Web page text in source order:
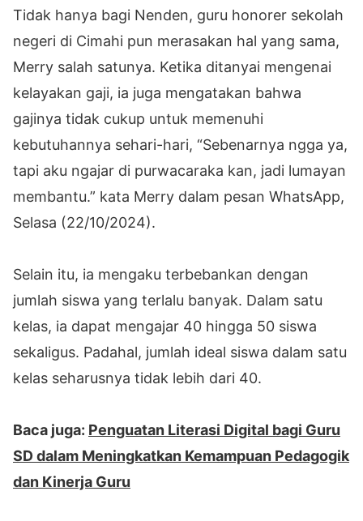
Tidak hanya bagi Nenden, guru honorer sekolah
negeri di Cimahi pun merasakan hal yang sama,
Merry salah satunya. Ketika ditanyai mengenai
kelayakan gaji, ia juga mengatakan bahwa
gajinya tidak cukup untuk memenuhi
kebutuhannya sehari-hari, “Sebenarnya ngga ya,
tapi aku ngajar di purwacaraka kan, jadi lumayan
membantu.” kata Merry dalam pesan WhatsApp,
Selasa (22/10/2024).
Selain itu, ia mengaku terbebankan dengan
jumlah siswa yang terlalu banyak. Dalam satu
kelas, ia dapat mengajar 40 hingga 50 siswa
sekaligus. Padahal, jumlah ideal siswa dalam satu
kelas seharusnya tidak lebih dari 40.
Baca juga: Penguatan Literasi Digital bagi Guru
SD dalam Meningkatkan Kemampuan Pedagogik
dan Kinerja Guru